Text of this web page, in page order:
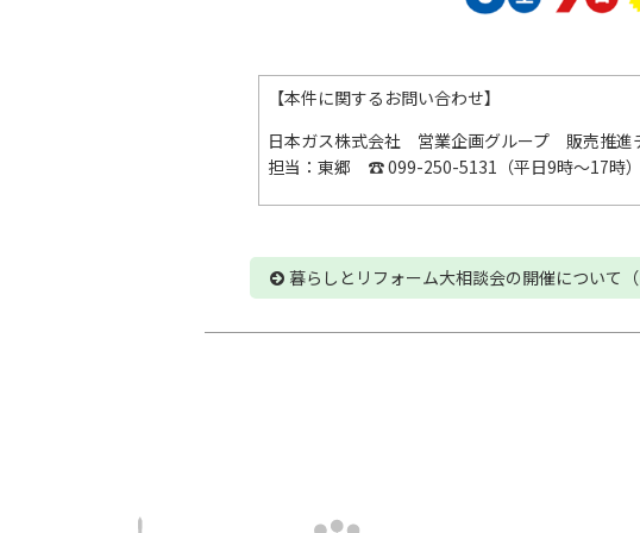
【本件に関するお問い合わせ】
日本ガス株式会社 営業企画グループ 販売推進
担当：東郷 ☎ 099-250-5131（平日9時～17時
暮らしとリフォーム大相談会の開催について（